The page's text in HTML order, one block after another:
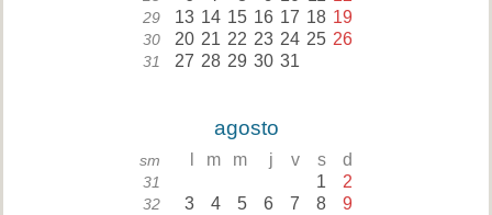
29 13 14 15 16 17 18 19
30 20 21 22 23 24 25 26
31 27 28 29 30 31
agosto
sm m m j v s d
31 1 2
32 3 4 5 6 7 8 9